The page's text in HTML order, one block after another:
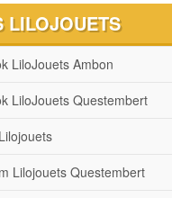
LILOJOUETS
LiloJouets Ambon
LiloJouets Questembert
Lilojouets Questembert